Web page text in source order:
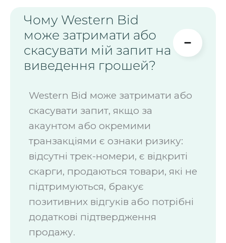
Чому Western Bid
може затримати або
скасувати мій запит на
виведення грошей?
Western Bid може затримати або
скасувати запит, якщо за
акаунтом або окремими
транзакціями є ознаки ризику:
відсутні трек-номери, є відкриті
скарги, продаються товари, які не
підтримуються, бракує
позитивних відгуків або потрібні
додаткові підтвердження
продажу.